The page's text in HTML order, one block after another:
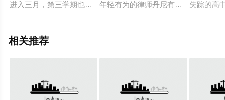
进入三月，第三学期也剩下一个月。麻衣的毕业典礼这一天终于
年轻有为的律师丹尼有个美满的家庭
失踪的高
相关推荐